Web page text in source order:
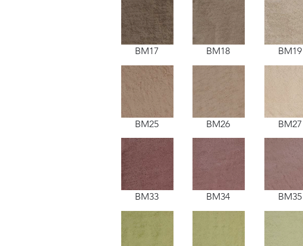
BM17
BM25
BM33
BM18
BM26
BM34
BM19
BM27
BM35